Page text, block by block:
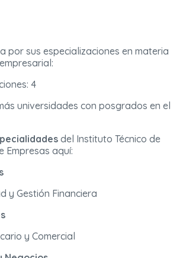
por sus especializaciones en materia
4
universidades con posgrados en el
del Instituto Técnico de
Empresas aquí:
y Gestión Financiera
y Comercial